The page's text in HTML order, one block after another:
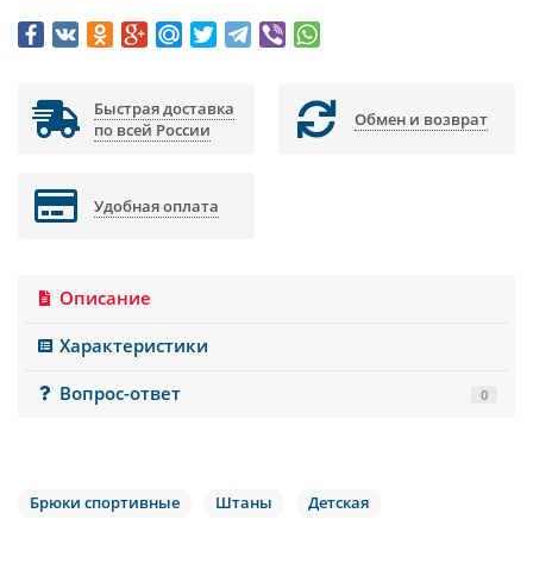
Быстрая доставка
по всей России
Обмен и возврат
Удобная оплата
Описание
Характеристики
Вопрос-ответ
0
Брюки спортивные Штаны Детская